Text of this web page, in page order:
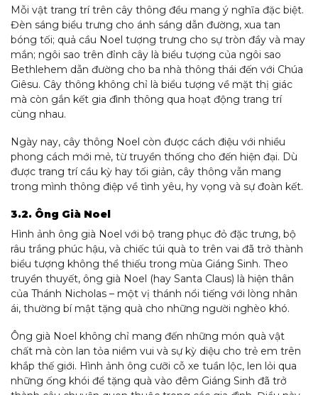
Mỗi vật trang trí trên cây thông đều mang ý nghĩa đặc biệt.
Đèn sáng biểu trưng cho ánh sáng dẫn đường, xua tan
bóng tối; quả cầu Noel tượng trưng cho sự tròn đầy và may
mắn; ngôi sao trên đỉnh cây là biểu tượng của ngôi sao
Bethlehem dẫn đường cho ba nhà thông thái đến với Chúa
Giêsu. Cây thông không chỉ là biểu tượng về mặt thị giác
mà còn gắn kết gia đình thông qua hoạt động trang trí
cùng nhau.
Ngày nay, cây thông Noel còn được cách điệu với nhiều
phong cách mới mẻ, từ truyền thống cho đến hiện đại. Dù
được trang trí cầu kỳ hay tối giản, cây thông vẫn mang
trong mình thông điệp về tình yêu, hy vọng và sự đoàn kết.
3.2. Ông Già Noel
Hình ảnh ông già Noel với bộ trang phục đỏ đặc trưng, bộ
râu trắng phúc hậu, và chiếc túi quà to trên vai đã trở thành
biểu tượng không thể thiếu trong mùa Giáng Sinh. Theo
truyền thuyết, ông già Noel (hay Santa Claus) là hiện thân
của Thánh Nicholas – một vị thánh nổi tiếng với lòng nhân
ái, thường bí mật tặng quà cho những người nghèo khó.
Ông già Noel không chỉ mang đến những món quà vật
chất mà còn lan tỏa niềm vui và sự kỳ diệu cho trẻ em trên
khắp thế giới. Hình ảnh ông cưỡi cỗ xe tuần lộc, len lỏi qua
những ống khói để tặng quà vào đêm Giáng Sinh đã trở